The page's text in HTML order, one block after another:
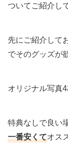
ついてご紹介し
先にご紹介して
でそのグッズが
オリジナル写真
特典なしで良い
一番安くてオス